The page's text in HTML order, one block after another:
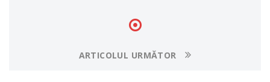
ARTICOLUL URMĂTOR